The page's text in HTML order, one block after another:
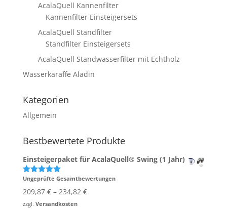
AcalaQuell Kannenfilter
Kannenfilter Einsteigersets
AcalaQuell Standfilter
Standfilter Einsteigersets
AcalaQuell Standwasserfilter mit Echtholz
Wasserkaraffe Aladin
Kategorien
Allgemein
Bestbewertete Produkte
Einsteigerpaket für AcalaQuell® Swing (1 Jahr)
Bewertet
von 5
Ungeprüfte Gesamtbewertungen
209,87 €– 234,82 €
zzgl. Versandkosten